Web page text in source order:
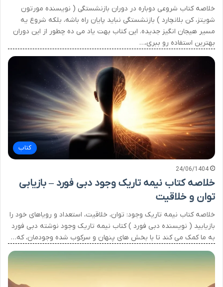
خلاصه کتاب شروعی دوباره در دوران بازنشستگی ( نویسنده مورتون
شویتز، کن بلانچارد ) بازنشستگی نباید پایان راه باشه، بلکه شروع یه
مسیر هیجان انگیز جدیده. این کتاب بهت یاد می ده چطور از این دوران
بهترین استفاده رو ببری،…
کتاب
24/06/1404
خلاصه کتاب نیمه تاریک وجود دبی فورد – بازیابی
توان و خلاقیت
خلاصه کتاب نیمه تاریک وجود: توان، خلاقیت، استعداد و رویاهای خود را
بازیابید ( نویسنده دبی فورد ) کتاب نیمه تاریک وجود نوشته دبی فورد
به ما کمک می کند تا با بخش های پنهان و سرکوب شده وجودمان، که…